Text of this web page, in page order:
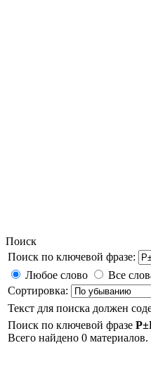
Поиск
Поиск по ключевой фразе:
Любое слово
Все
Сортировка:
Текст для поиска должен
Поиск по ключевой фразе
Всего найдено 0